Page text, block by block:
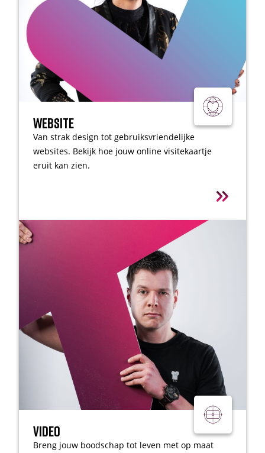
Website
Van strak design tot gebruiksvriendelijke
websites. Bekijk hoe jouw online visitekaartje
eruit kan zien.
Video
Breng jouw boodschap tot leven met op maat